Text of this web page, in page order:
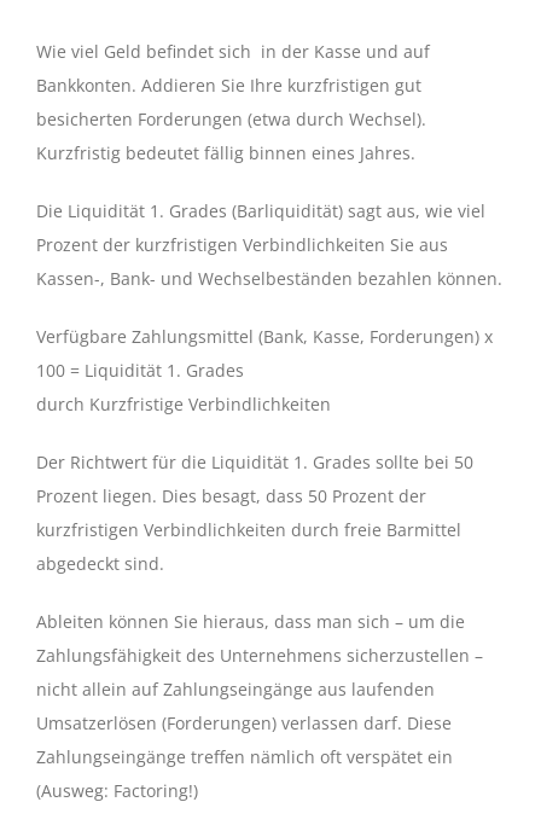
Wie viel Geld befindet sich in der Kasse und auf
Bankkonten. Addieren Sie Ihre kurzfristigen gut
besicherten Forderungen (etwa durch Wechsel).
Kurzfristig bedeutet fällig binnen eines Jahres.
Die Liquidität 1. Grades (Barliquidität) sagt aus, wie viel
Prozent der kurzfristigen Verbindlichkeiten Sie aus
Kassen-, Bank- und Wechselbeständen bezahlen können.
Verfügbare Zahlungsmittel (Bank, Kasse, Forderungen) x
100 = Liquidität 1. Grades
durch Kurzfristige Verbindlichkeiten
Der Richtwert für die Liquidität 1. Grades sollte bei 50
Prozent liegen. Dies besagt, dass 50 Prozent der
kurzfristigen Verbindlichkeiten durch freie Barmittel
abgedeckt sind.
Ableiten können Sie hieraus, dass man sich – um die
Zahlungsfähigkeit des Unternehmens sicherzustellen –
nicht allein auf Zahlungseingänge aus laufenden
Umsatzerlösen (Forderungen) verlassen darf. Diese
Zahlungseingänge treffen nämlich oft verspätet ein
(Ausweg: Factoring!)